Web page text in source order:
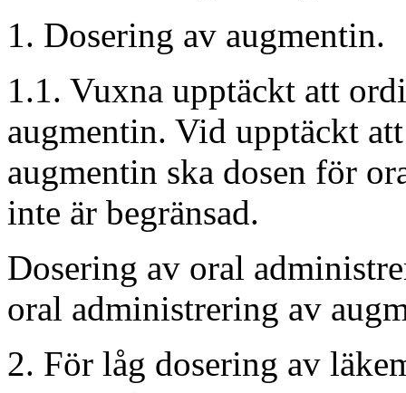
Dosering av augmentin.
1.1. Vuxna upptäckt att
augmentin. Vid upptäckt
augmentin ska dosen för
inte är begränsad.
Dosering av oral
oral administrering av
2. För låg dosering av